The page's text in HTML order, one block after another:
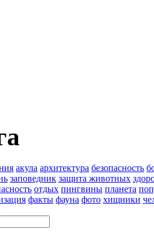
акула архитектура безопасность
заповедник защита животных
отдых пингвины планета
факты фауна фото хищники